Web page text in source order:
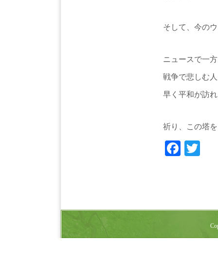
そして、今の
ニュースで一
戦争で悲しむ
早く平和が訪
祈り、この塔